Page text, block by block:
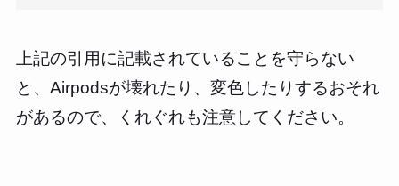
上記の引用に記載されていることを守らない
と、Airpodsが壊れたり、変色したりするおそれ
があるので、くれぐれも注意してください。